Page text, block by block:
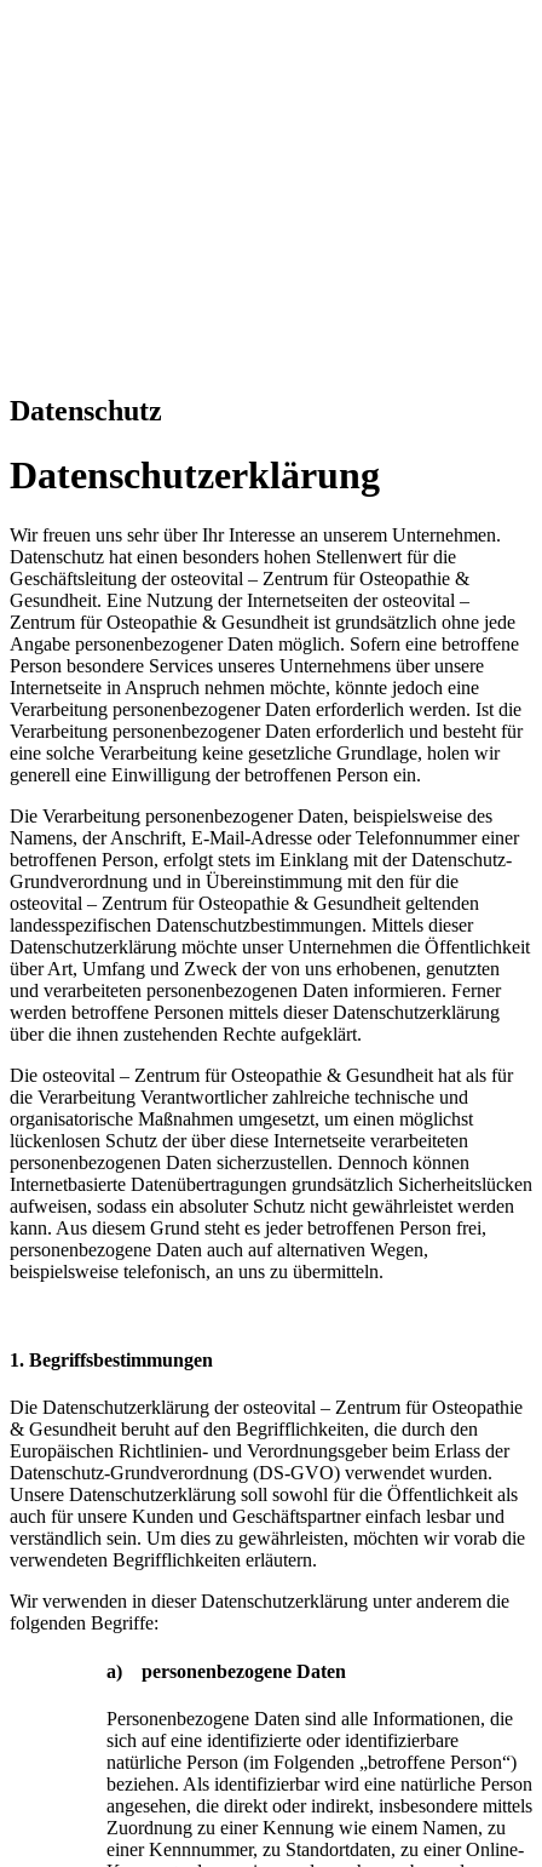
Datenschutz
Datenschutzerklärung
Wir freuen uns sehr über Ihr Interesse an unserem Unternehmen.
Datenschutz hat einen besonders hohen Stellenwert für die
Geschäftsleitung der osteovital – Zentrum für Osteopathie &
Gesundheit. Eine Nutzung der Internetseiten der osteovital –
Zentrum für Osteopathie & Gesundheit ist grundsätzlich ohne jede
Angabe personenbezogener Daten möglich. Sofern eine betroffene
Person besondere Services unseres Unternehmens über unsere
Internetseite in Anspruch nehmen möchte, könnte jedoch eine
Verarbeitung personenbezogener Daten erforderlich werden. Ist die
Verarbeitung personenbezogener Daten erforderlich und besteht für
eine solche Verarbeitung keine gesetzliche Grundlage, holen wir
generell eine Einwilligung der betroffenen Person ein.
Die Verarbeitung personenbezogener Daten, beispielsweise des
Namens, der Anschrift, E-Mail-Adresse oder Telefonnummer einer
betroffenen Person, erfolgt stets im Einklang mit der Datenschutz-
Grundverordnung und in Übereinstimmung mit den für die
osteovital – Zentrum für Osteopathie & Gesundheit geltenden
landesspezifischen Datenschutzbestimmungen. Mittels dieser
Datenschutzerklärung möchte unser Unternehmen die Öffentlichkeit
über Art, Umfang und Zweck der von uns erhobenen, genutzten
und verarbeiteten personenbezogenen Daten informieren. Ferner
werden betroffene Personen mittels dieser Datenschutzerklärung
über die ihnen zustehenden Rechte aufgeklärt.
Die osteovital – Zentrum für Osteopathie & Gesundheit hat als für
die Verarbeitung Verantwortlicher zahlreiche technische und
organisatorische Maßnahmen umgesetzt, um einen möglichst
lückenlosen Schutz der über diese Internetseite verarbeiteten
personenbezogenen Daten sicherzustellen. Dennoch können
Internetbasierte Datenübertragungen grundsätzlich Sicherheitslücken
aufweisen, sodass ein absoluter Schutz nicht gewährleistet werden
kann. Aus diesem Grund steht es jeder betroffenen Person frei,
personenbezogene Daten auch auf alternativen Wegen,
beispielsweise telefonisch, an uns zu übermitteln.
1. Begriffsbestimmungen
Die Datenschutzerklärung der osteovital – Zentrum für Osteopathie
& Gesundheit beruht auf den Begrifflichkeiten, die durch den
Europäischen Richtlinien- und Verordnungsgeber beim Erlass der
Datenschutz-Grundverordnung (DS-GVO) verwendet wurden.
Unsere Datenschutzerklärung soll sowohl für die Öffentlichkeit als
auch für unsere Kunden und Geschäftspartner einfach lesbar und
verständlich sein. Um dies zu gewährleisten, möchten wir vorab die
verwendeten Begrifflichkeiten erläutern.
Wir verwenden in dieser Datenschutzerklärung unter anderem die
folgenden Begriffe:
a) personenbezogene Daten
Personenbezogene Daten sind alle Informationen, die
sich auf eine identifizierte oder identifizierbare
natürliche Person (im Folgenden „betroffene Person“)
beziehen. Als identifizierbar wird eine natürliche Person
angesehen, die direkt oder indirekt, insbesondere mittels
Zuordnung zu einer Kennung wie einem Namen, zu
einer Kennnummer, zu Standortdaten, zu einer Online-